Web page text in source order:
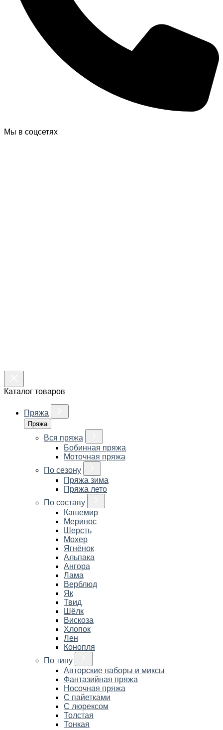
Мы в соцсетях
Каталог товаров
Пряжа
Пряжа
Вся пряжа
Бобинная пряжа
Моточная пряжа
По сезону
Пряжа зима
Пряжа лето
По составу
Кашемир
Меринос
Шерсть
Мохер
Ягнёнок
Альпака
Ангора
Лама
Верблюд
Як
Твид
Шёлк
Вискоза
Хлопок
Лен
Конопля
По типу
Авторские наборы и миксы
Фантазийная пряжа
Носочная пряжа
С пайетками
С люрексом
Толстая
Тонкая